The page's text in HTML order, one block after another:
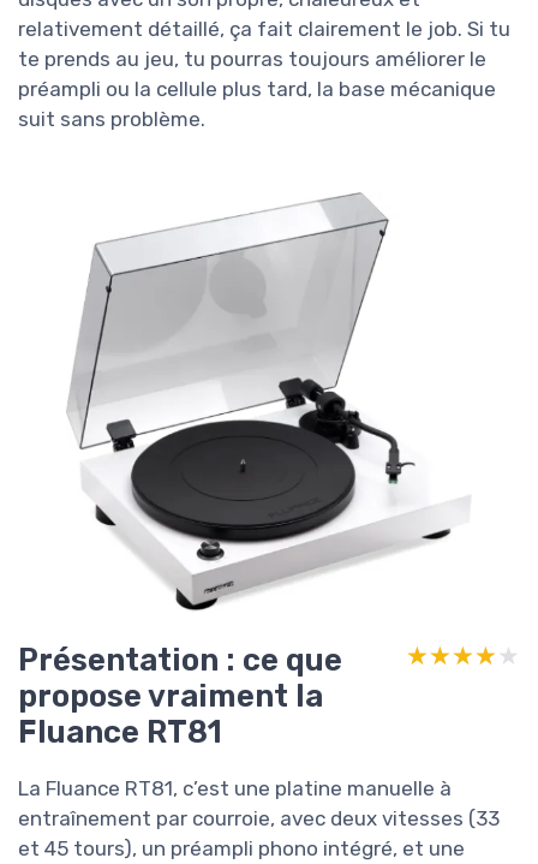
relativement détaillé, ça fait clairement le job. Si tu
te prends au jeu, tu pourras toujours améliorer le
préampli ou la cellule plus tard, la base mécanique
suit sans problème.
Présentation : ce que
propose vraiment la
Fluance RT81
★★★★★
★★★★★
La Fluance RT81, c’est une platine manuelle à
entraînement par courroie, avec deux vitesses (33
et 45 tours), un préampli phono intégré, et une